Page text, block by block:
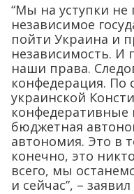
“Мы на уступки
независимое
пойти Украина и
независимость. И
наши права.
конфедерация. По
украинской
конфедеративные
бюджетная
автономия. Это в
конечно, это
всего, мы
и сейчас”, –